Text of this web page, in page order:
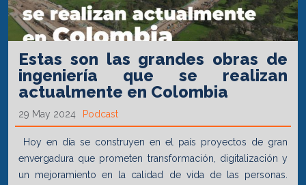
Estas son las grandes obras de
ingeniería que se realizan
actualmente en Colombia
29 May 2024 Podcast
Hoy en día se construyen en el país proyectos de gran
envergadura que prometen transformación, digitalización y
un mejoramiento en la calidad de vida de las personas.